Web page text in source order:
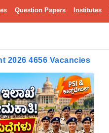
Question Papers Institutes
2026 4656 Vacancies